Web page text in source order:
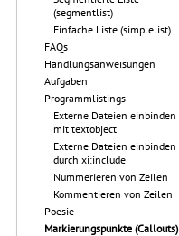
(segmentlist)
Einfache Liste (simplelist)
FAQs
Handlungsanweisungen
Aufgaben
Programmlistings
Externe Dateien einbinden
mit textobject
Externe Dateien einbinden
durch xi:include
Nummerieren von Zeilen
Kommentieren von Zeilen
Poesie
Markierungspunkte (Callouts)